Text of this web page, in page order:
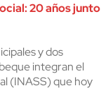
20 años junto
y dos
integran el
(INASS) que hoy